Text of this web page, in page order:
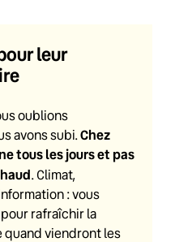
leur
oublions
avons subi.Chez
tous les jours et pas
. Climat,
: vous
rafraîchir la
quand viendront les